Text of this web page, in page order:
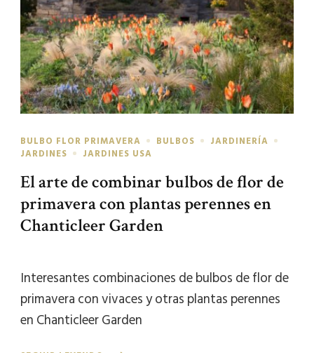
BULBO FLOR PRIMAVERA BULBOS
JARDINERÍA
JARDINES
JARDINES USA
El arte de combinar bulbos de flor de
primavera con plantas perennes en
Chanticleer Garden
Interesantes combinaciones de bulbos de flor de
primavera con vivaces y otras plantas perennes
en Chanticleer Garden